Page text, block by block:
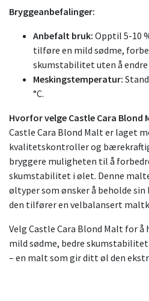
Bryggeanbefalinger:
Anbefalt bruk: Opptil 5-10
tilføre en mild sødme,
skumstabilitet uten å
Meskingstemperatur:
°C.
Hvorfor velge Castle Cara Blond
Castle Cara Blond Malt er laget
kvalitetskontroller og
bryggere muligheten til å
skumstabilitet i ølet. Denne
øltyper som ønsker å beholde
den tilfører en velbalansert
Velg Castle Cara Blond Malt for å
mild sødme, bedre
– en malt som gir ditt øl den